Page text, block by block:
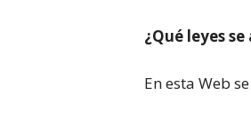
¿Qué leyes
En esta Web